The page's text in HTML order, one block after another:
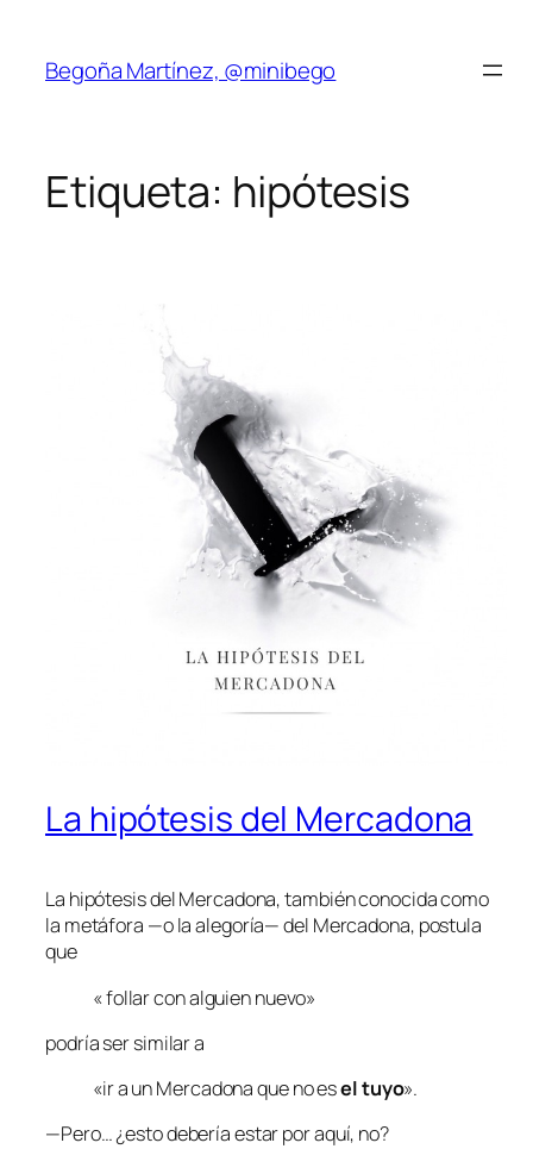
contenido
Begoña Martínez, @minibego
Etiqueta: hipótesis
La hipótesis del Mercadona
La hipótesis del Mercadona, también conocida como
la metáfora —o la alegoría— del Mercadona, postula
que
« follar con alguien nuevo»
podría ser similar a
«ir a un Mercadona que no esel tuyo».
—Pero… ¿esto debería estar por aquí, no?